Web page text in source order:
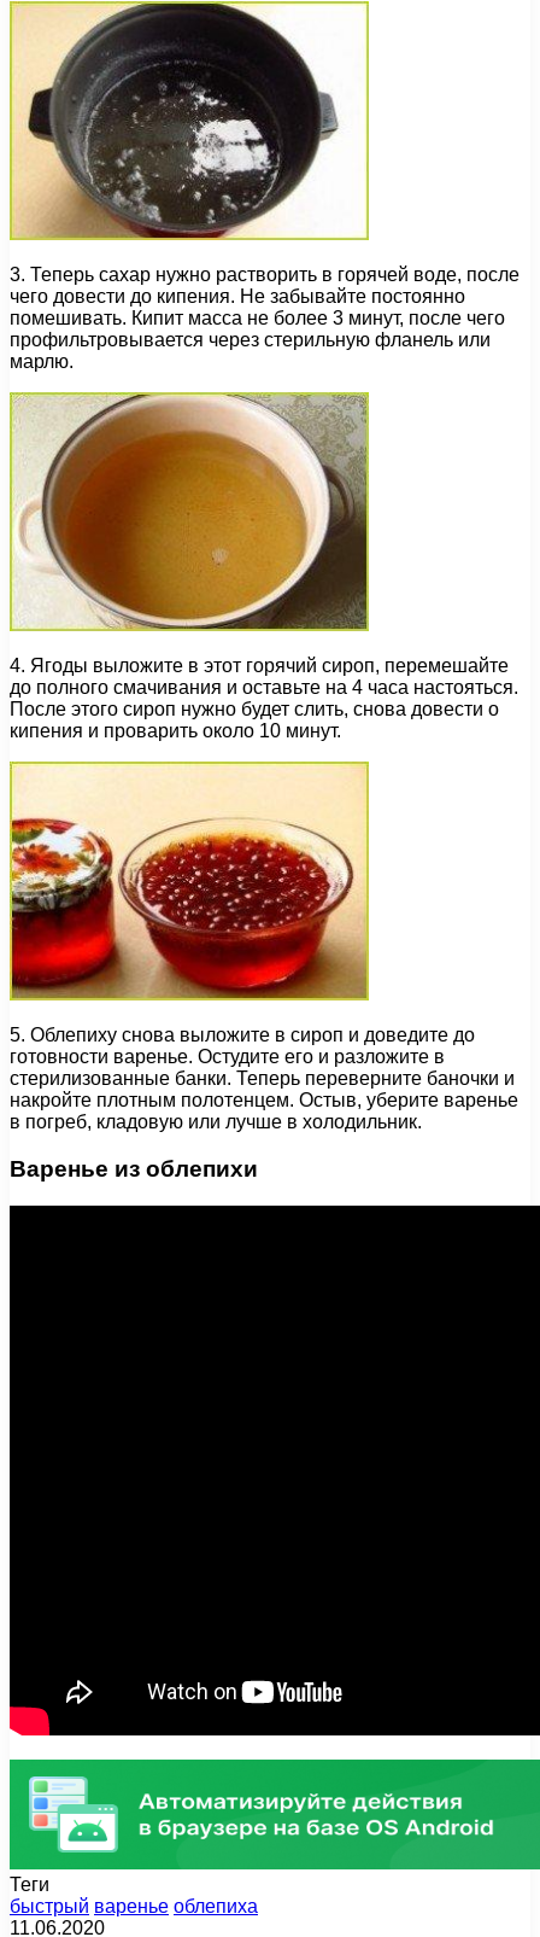
3. Теперь сахар нужно растворить в горячей воде, после
чего довести до кипения. Не забывайте постоянно
помешивать. Кипит масса не более 3 минут, после чего
профильтровывается через стерильную фланель или
марлю.
4. Ягоды выложите в этот горячий сироп, перемешайте
до полного смачивания и оставьте на 4 часа настояться.
После этого сироп нужно будет слить, снова довести о
кипения и проварить около 10 минут.
5. Облепиху снова выложите в сироп и доведите до
готовности варенье. Остудите его и разложите в
стерилизованные банки. Теперь переверните баночки и
накройте плотным полотенцем. Остыв, уберите варенье
в погреб, кладовую или лучше в холодильник.
Варенье из облепихи
Теги
быстрый варенье облепиха
11.06.2020